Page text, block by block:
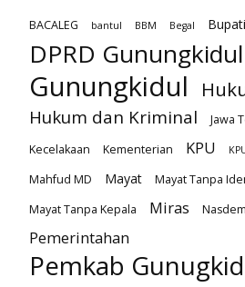
BACALEG bantul BBM Begal Bupati
DPRD Gunungkidul
Gunungkidul
Hukum dan Kriminal Jawa
Kecelakaan
Kementerian KPU
Mahfud MD
Mayat
Mayat Tanpa
Mayat Tanpa Kepala
Miras Nasdem
Pemerintahan
Pemkab